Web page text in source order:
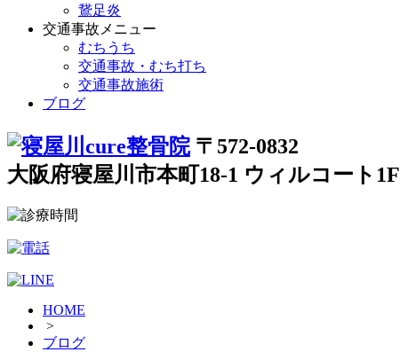
鵞足炎
交通事故メニュー
むちうち
交通事故・むち打ち
交通事故施術
ブログ
〒572-0832
大阪府寝屋川市本町18-1 ウィルコート1F
HOME
>
ブログ